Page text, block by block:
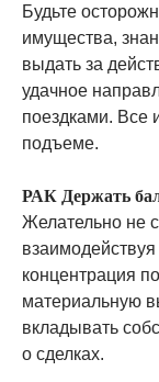
Будьте
имущества,
выдать за
удачное
поездками. Все
подъеме.
РАК Держать
Желательно не
концентрация
материальную
вкладывать
о сделках.